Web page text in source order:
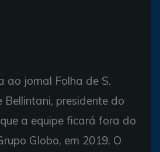
ao jornal Folha de S.
Bellintani, presidente do
a equipe ficará fora do
Globo, em 2019. O